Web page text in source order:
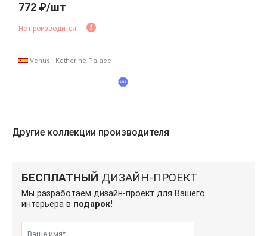
772 ₽/шт
Не производится
Venus - Katherine Palace
Другие коллекции производителя
БЕСПЛАТНЫЙ ДИЗАЙН-ПРОЕКТ
Мы разработаем дизайн-проект для Вашего
интерьера в подарок!